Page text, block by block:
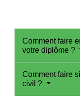
Comment faire
votre diplôme ?
Comment faire
civil ?